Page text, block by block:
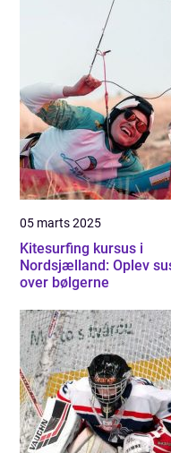
05 marts 2025
Kitesurfing kursus i
Nordsjælland: Oplev
over bølgerne